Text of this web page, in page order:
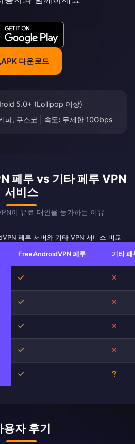
APK 다운로드
5.0+ (Lollipop 이상)
파, 쿠스코 | 속도: 무제한 10Gbps
페루 vs 기타 페루 VPN
서비스
이 유료 대안을 능가하는 이유
페루 서버와 기타 VPN 서비스 비교
FreeAndroidVPN 페루 기타 페
예
예
예
예
예
용자 후기